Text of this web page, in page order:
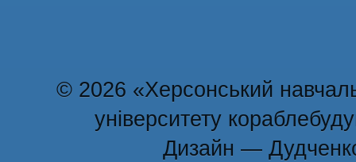
© 2026 «Херсонський
університету
Дизайн —